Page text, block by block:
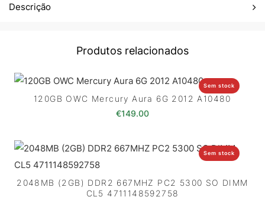
Descrição
Produtos relacionados
Sem stock
120GB OWC Mercury Aura 6G 2012 A10480
€149.00
Sem stock
2048MB (2GB) DDR2 667MHZ PC2 5300 SO DIMM
CL5 4711148592758